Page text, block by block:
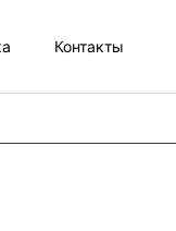
Контакты